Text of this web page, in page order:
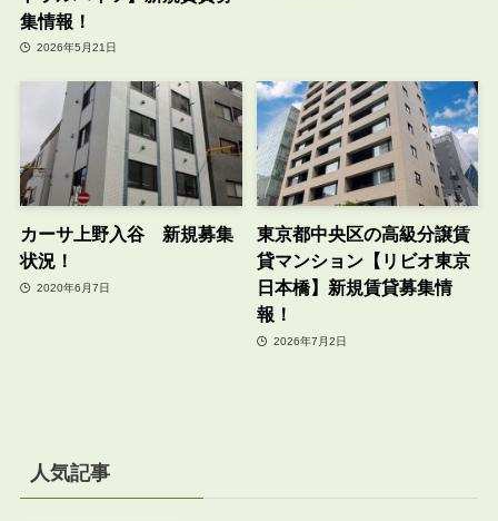
集情報！
2026年5月21日
カーサ上野入谷 新規募集
状況！
2020年6月7日
東京都中央区の高級分譲賃
貸マンション【リビオ東京
日本橋】新規賃貸募集情
報！
2026年7月2日
人気記事